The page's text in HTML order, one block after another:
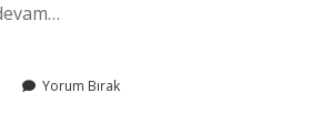
Yorum Bırak